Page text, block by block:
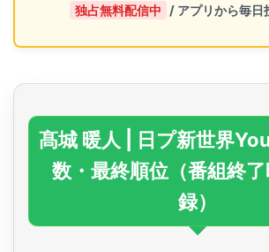
独占無料配信中 / アプリから毎日
髙城 暖人 | 日プ新世界
数・最終順位（番組終
録）